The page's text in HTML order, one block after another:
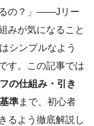
るの？」——Jリー
みが気になること
シンプルなよう
す。この記事では
の仕組み・引き
準まで、初心者
るよう徹底解説し